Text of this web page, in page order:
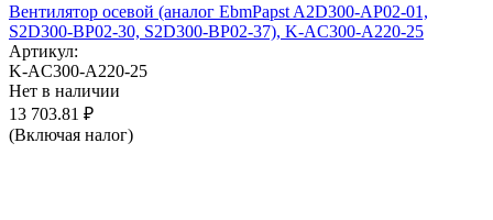
Вентилятор осевой (аналог EbmPapst A2D300-AP02-01,
S2D300-BP02-30, S2D300-BP02-37), K-AC300-A220-25
Артикул:
K-AC300-A220-25
Нет в наличии
13 703.81 ₽
(Включая налог)